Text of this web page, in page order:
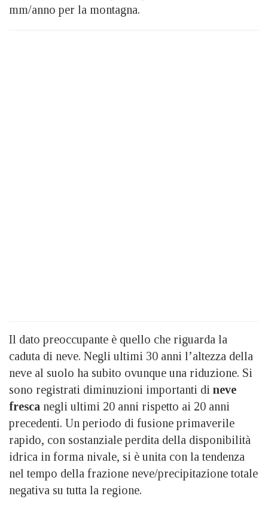
mm/anno per la montagna.
Il dato preoccupante è quello che riguarda la
caduta di neve. Negli ultimi 30 anni l’altezza della
neve al suolo ha subito ovunque una riduzione. Si
sono registrati diminuzioni importanti di neve
fresca negli ultimi 20 anni rispetto ai 20 anni
precedenti. Un periodo di fusione primaverile
rapido, con sostanziale perdita della disponibilità
idrica in forma nivale, si è unita con la tendenza
nel tempo della frazione neve/precipitazione totale
negativa su tutta la regione.